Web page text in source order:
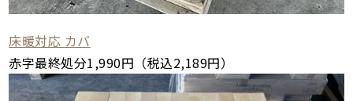
床暖対応 カバ
赤字最終処分1,990円（税込2,189円）